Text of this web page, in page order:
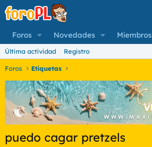
Foros Novedades Miembros
Última actividad Registro
Foros Etiquetas
puedo cagar pretzels